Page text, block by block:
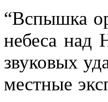
“Вспышка
небеса над
звуковых
местные